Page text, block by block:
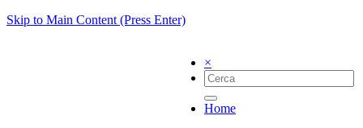
Skip to Main Content (Press Enter)
×
Home